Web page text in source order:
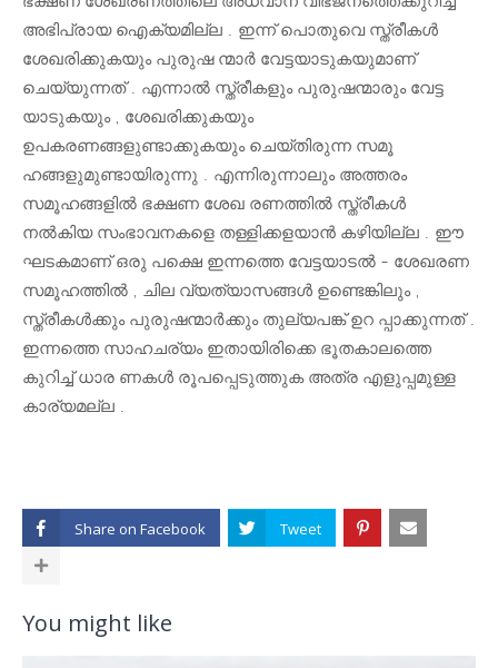
അഭിപ്രായ ഐക്യമില്ല . ഇന്ന് പൊതുവെ സ്ത്രീകൾ
ശേഖരിക്കുകയും പുരുഷ ന്മാർ വേട്ടയാടുകയുമാണ്
ചെയ്യുന്നത് . എന്നാൽ സ്ത്രീകളും പുരുഷന്മാരും വേട്ട
യാടുകയും , ശേഖരിക്കുകയും
ഉപകരണങ്ങളുണ്ടാക്കുകയും ചെയ്തിരുന്ന സമൂ
ഹങ്ങളുമുണ്ടായിരുന്നു . എന്നിരുന്നാലും അത്തരം
സമൂഹങ്ങളിൽ ഭക്ഷണ ശേഖ രണത്തിൽ സ്ത്രീകൾ
നൽകിയ സംഭാവനകളെ തള്ളിക്കളയാൻ കഴിയില്ല . ഈ
ഘടകമാണ് ഒരു പക്ഷെ ഇന്നത്തെ വേട്ടയാടൽ - ശേഖരണ
സമൂഹത്തിൽ , ചില വ്യത്യാസങ്ങൾ ഉണ്ടെങ്കിലും ,
സ്ത്രീകൾക്കും പുരുഷന്മാർക്കും തുല്യപങ്ക് ഉറ പ്പാക്കുന്നത് .
ഇന്നത്തെ സാഹചര്യം ഇതായിരിക്കെ ഭൂതകാലത്തെ
കുറിച്ച് ധാര ണകൾ രൂപപ്പെടുത്തുക അത്ര എളുപ്പമുള്ള
കാര്യമല്ല .
Share on
You might like